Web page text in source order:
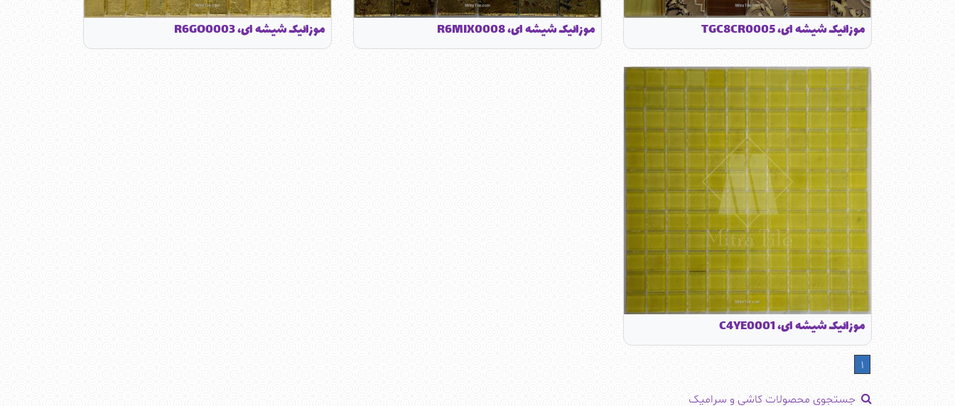
موزائیک شیشه ای، TGC8CR0005 موزائیک شیشه ای، R6MIX0008 موزائیک شیشه ای، R6GO0003
موزائیک شیشه ای، C4YE0001
1
جستجوی محصولات کاشی و سرامیک